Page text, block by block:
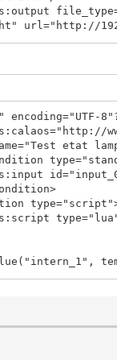
url="http://
etat
then